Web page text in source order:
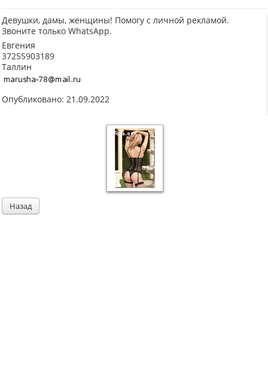
Девушки, дамы, женщины! Помогу с личной рекламой.
Звоните только WhatsApp.
Евгения
37255903189
Таллин
Опубликовано: 21.09.2022
Назад